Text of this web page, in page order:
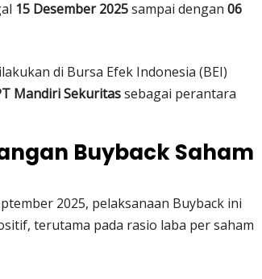
15 Desember 2025sampai dengan06
di Bursa Efek Indonesia (BEI)
Mandiri Sekuritassebagai perantara
Buyback Saham
2025, pelaksanaan Buyback ini
terutama pada rasio laba per saham